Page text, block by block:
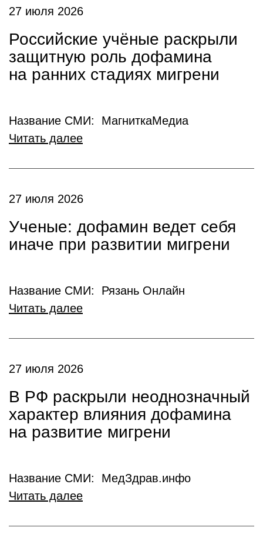
27 июля 2026
Российские учёные раскрыли
защитную роль дофамина
на ранних стадиях мигрени
Название СМИ: МагниткаМедиа
Читать далее
27 июля 2026
Ученые: дофамин ведет себя
иначе при развитии мигрени
Название СМИ: Рязань Онлайн
Читать далее
27 июля 2026
В РФ раскрыли неоднозначный
характер влияния дофамина
на развитие мигрени
Название СМИ: МедЗдрав.инфо
Читать далее